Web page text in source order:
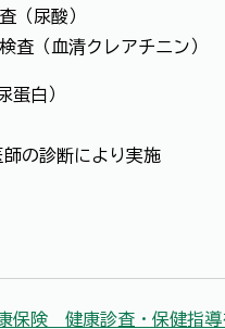
（尿酸）
検査（血清クレアチニン）
蛋白）
の診断により実施
保険 健康診査・保健指導